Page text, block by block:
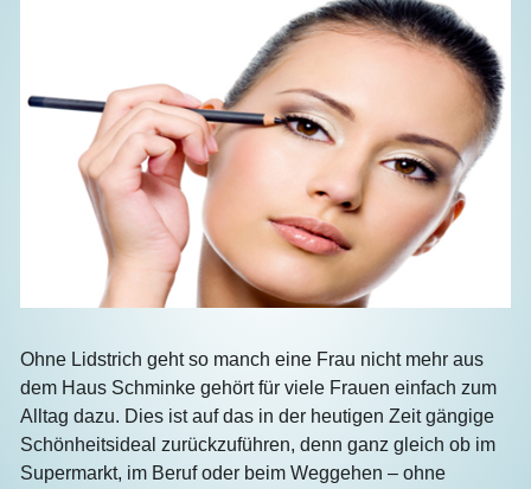
Ohne Lidstrich geht so manch eine Frau nicht mehr aus
dem Haus Schminke gehört für viele Frauen einfach zum
Alltag dazu. Dies ist auf das in der heutigen Zeit gängige
Schönheitsideal zurückzuführen, denn ganz gleich ob im
Supermarkt, im Beruf oder beim Weggehen – ohne